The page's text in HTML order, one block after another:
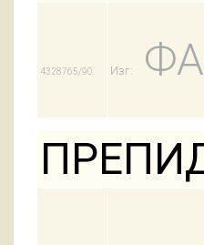
4328765/90 Изг: